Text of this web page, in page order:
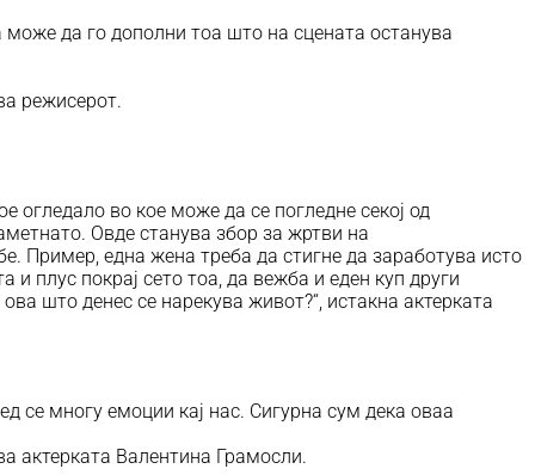
да го дополни тоа што на сцената останува
режисерот.
огледало во кое може да се погледне секој од
Овде станува збор за жртви на
Пример, една жена треба да стигне да заработува исто
плус покрај сето тоа, да вежба и еден куп други
што денес се нарекува живот?“, истакна актерката
се многу емоции кај нас. Сигурна сум дека оваа
актерката Валентина Грамосли.